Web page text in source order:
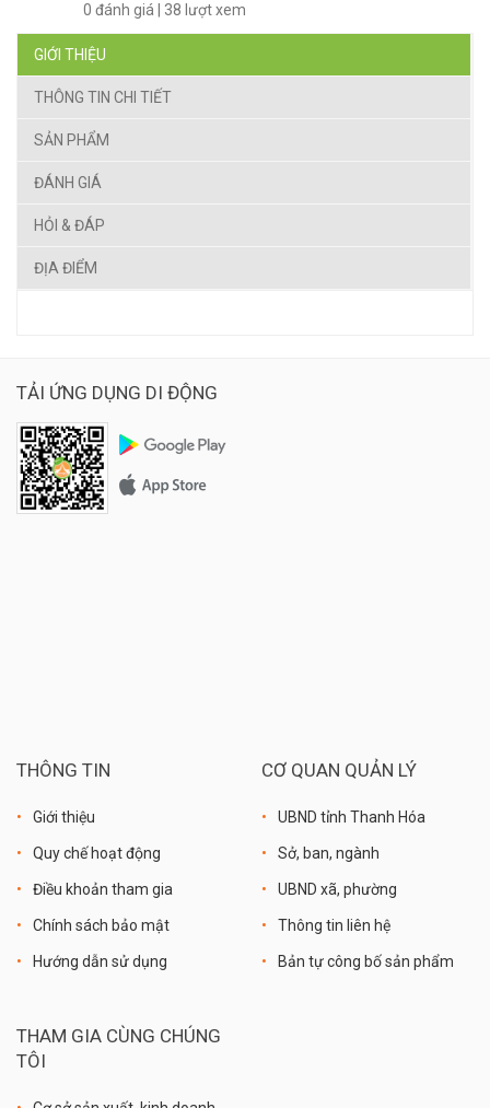
0 đánh giá 38 lượt xem
GIỚI THIỆU
THÔNG TIN CHI TIẾT
SẢN PHẨM
ĐÁNH GIÁ
HỎI & ĐÁP
ĐỊA ĐIỂM
TẢI ỨNG DỤNG DI ĐỘNG
THÔNG TIN
Giới thiệu
Quy chế hoạt động
Điều khoản tham gia
Chính sách bảo mật
Hướng dẫn sử dụng
CƠ QUAN QUẢN LÝ
UBND tỉnh Thanh Hóa
Sở, ban, ngành
UBND xã, phường
Thông tin liên hệ
Bản tự công bố sản phẩm
THAM GIA CÙNG CHÚNG
TÔI